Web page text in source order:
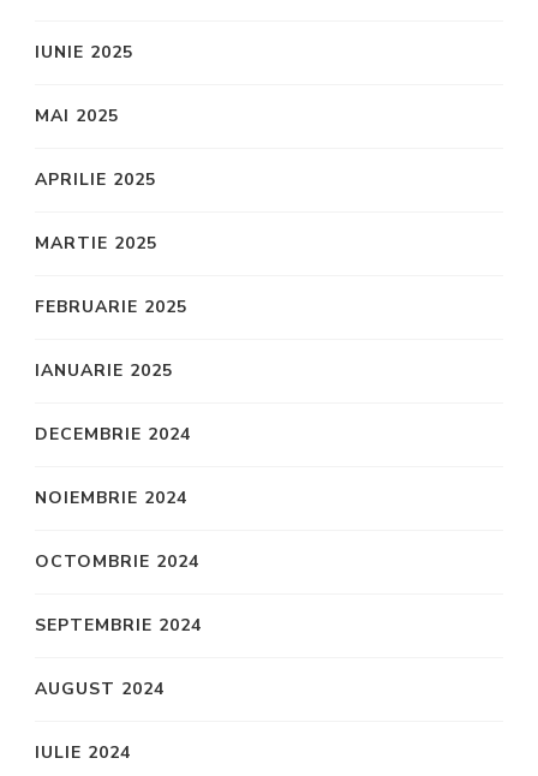
IUNIE 2025
MAI 2025
APRILIE 2025
MARTIE 2025
FEBRUARIE 2025
IANUARIE 2025
DECEMBRIE 2024
NOIEMBRIE 2024
OCTOMBRIE 2024
SEPTEMBRIE 2024
AUGUST 2024
IULIE 2024